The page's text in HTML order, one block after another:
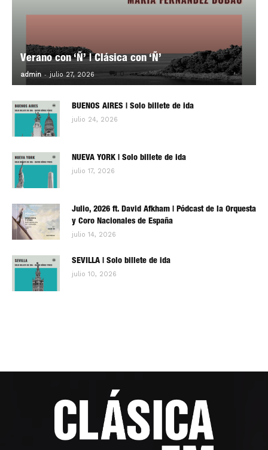
Verano con ‘Ñ’ | Clásica con ‘Ñ’
admin - julio 27, 2026 0
BUENOS AIRES | Solo billete de ida
julio 24, 2026
NUEVA YORK | Solo billete de ida
julio 17, 2026
Julio, 2026 ft. David Afkham | Pódcast de la Orquesta
y Coro Nacionales de España
julio 14, 2026
SEVILLA | Solo billete de ida
julio 10, 2026